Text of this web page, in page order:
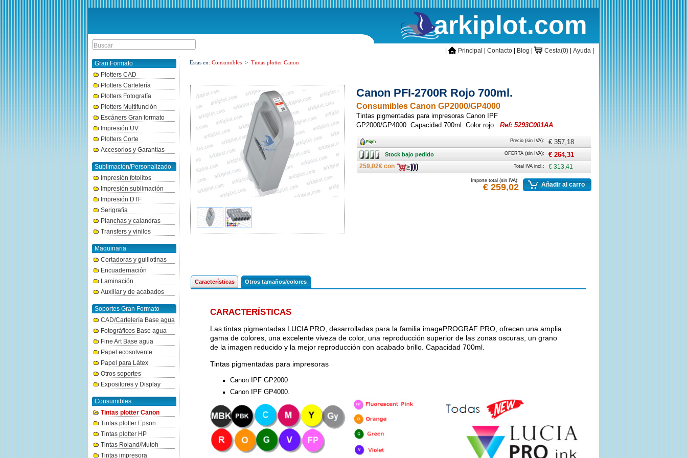
arkiplot.com
inicioPrincipal Contacto Blog CestaCesta(0) Ayuda
Gran Formato
Plotters CAD
Plotters Cartelería
Plotters Fotografía
Plotters Multifunción
Escáners Gran formato
Impresión UV
Plotters Corte
Accesorios y Garantías
Sublimación/Personalizado
Impresión fotolitos
Impresión sublimación
Impresión DTF
Serigrafía
Planchas y calandras
Transfers y vinilos
Maquinaria
Cortadoras y guillotinas
Encuadernación
Laminación
Auxiliar y de acabados
Soportes Gran Formato
CAD/Cartelería Base agua
Fotográficos Base agua
Fine Art Base agua
Papel ecosolvente
Papel para Látex
Otros soportes
Expositores y Display
Consumibles
Tintas plotter Canon
Tintas plotter Epson
Tintas plotter HP
Tintas Roland/Mutoh
Tintas impresora
Estas en: Consumibles > Tintas plotter Canon
Canon PFI-2700R Rojo 700ml.
Consumibles Canon GP2000/GP4000
Tintas pigmentadas para impresoras Canon IPF
GP2000/GP4000. Capacidad 700ml. Color rojo. Ref: 5293C001AA
Ancho Precio (sin IVA): € 357,18
Stock
bajo
pedido
Stock bajo pedido OFERTA (sin IVA): € 264,31
259,02€ con Total IVA incl.: € 313,41
Importe total (sin IVA):
€ 259,02 Añadir al carro
Características Otros tamaños/colores
CARACTERÍSTICAS
Las tintas pigmentadas LUCIA PRO, desarrolladas para la familia imagePROGRAF PRO, ofrecen una amplia
gama de colores, una excelente viveza de color, una reproducción superior de las zonas oscuras, un grano
de la imagen reducido y la mejor reproducción con acabado brillo. Capacidad 700ml.
Tintas pigmentadas para impresoras
Canon IPF GP2000
Canon IPF GP4000.